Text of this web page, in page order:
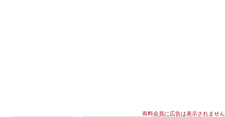
有料会員に広告は表示されません